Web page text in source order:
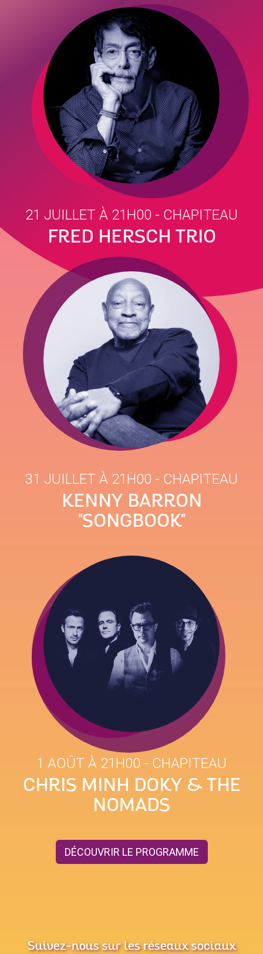
21 JUILLET À 21H00 - CHAPITEAU
FRED HERSCH TRIO
31 JUILLET À 21H00 - CHAPITEAU
KENNY BARRON
"SONGBOOK"
1 AOÛT À 21H00 - CHAPITEAU
CHRIS MINH DOKY & THE
NOMADS
DÉCOUVRIR LE PROGRAMME
Suivez-nous sur les réseaux sociaux